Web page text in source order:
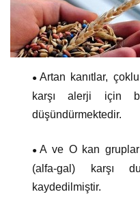
● Artan kanıtlar, çoklu
karşı alerji için
düşündürmektedir.
● A ve O kan
(alfa-gal) karşı
kaydedilmiştir.